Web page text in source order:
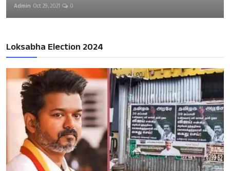
Admin Oct 29, 2021 0
Loksabha Election 2024